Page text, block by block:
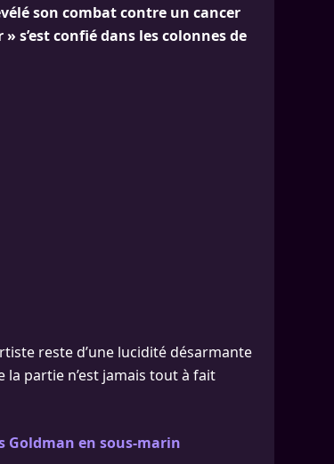
son combat contre un cancer
s’est confié dans les colonnes de
reste d’une lucidité désarmante
partie n’est jamais tout à fait
Goldman en sous-marin